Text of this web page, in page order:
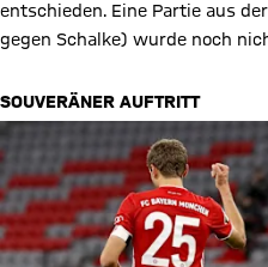
entschieden. Eine Partie aus
gegen Schalke) wurde noch
SOUVERÄNER AUFTRITT